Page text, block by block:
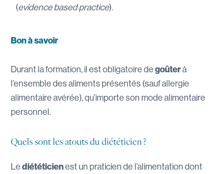
(evidence based practice).
Bon à savoir
Durant la formation, il est obligatoire degoûterà
l’ensemble des aliments présentés (sauf allergie
alimentaire avérée), qu’importe son mode alimentaire
personnel.
Quels sont les atouts du diététicien ?
Lediététicienest un praticien de l’alimentation dont